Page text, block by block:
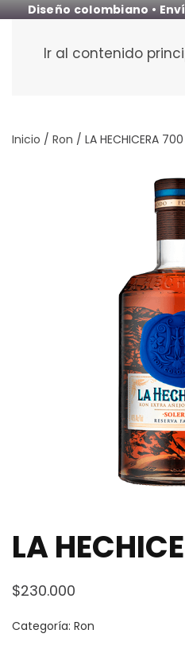
Diseño colombiano •
Ir al contenido
Inicio / Ron / LA HECHICERA
LA
$230.000
Categoría: Ron